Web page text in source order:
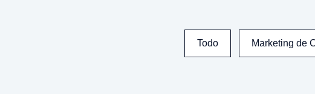
Todo Marketing de